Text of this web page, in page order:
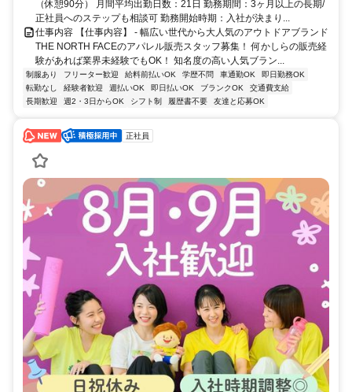
（休憩90分） 月間平均出勤日数：21日 勤務期間：3ヶ月以上の長期/
正社員へのステップも相談可 勤務開始時期：入社が決まり...
仕事内容 【仕事内容】 - 幅広い世代から大人気のアウトドアブランド
THE NORTH FACEのアパレル販売スタッフ募集！ 何かしらの販売経
験があれば業界未経験でもOK！ 知名度の高い人気ブラン...
制服あり フリーター歓迎 給料前払いOK 学歴不問 車通勤OK
即日勤務OK
転勤なし
経験者歓迎 週払いOK 即日払いOK ブランクOK
交通費支給
長期歓迎
週2・3日からOK シフト制 履歴書不要 友達と応募OK
正社員